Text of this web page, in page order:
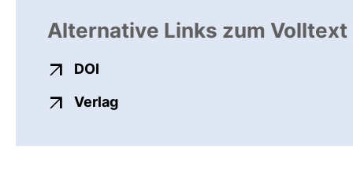
Alternative Links zum Volltext
DOI
Verlagexterner Link, öffnet neues